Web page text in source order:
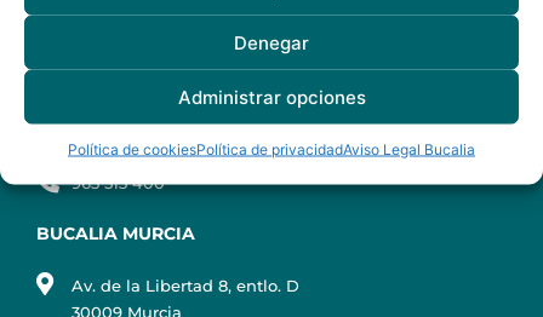
Denegar
Administrar opciones
Política de cookiesPolítica de privacidadAviso Legal Bucalia
BUCALIA VALENCIA
Pl. de l'Ajuntament 8, 3º planta
46002 Valencia
963 513 400
BUCALIA MURCIA
Av. de la Libertad 8, entlo. D
30009 Murcia